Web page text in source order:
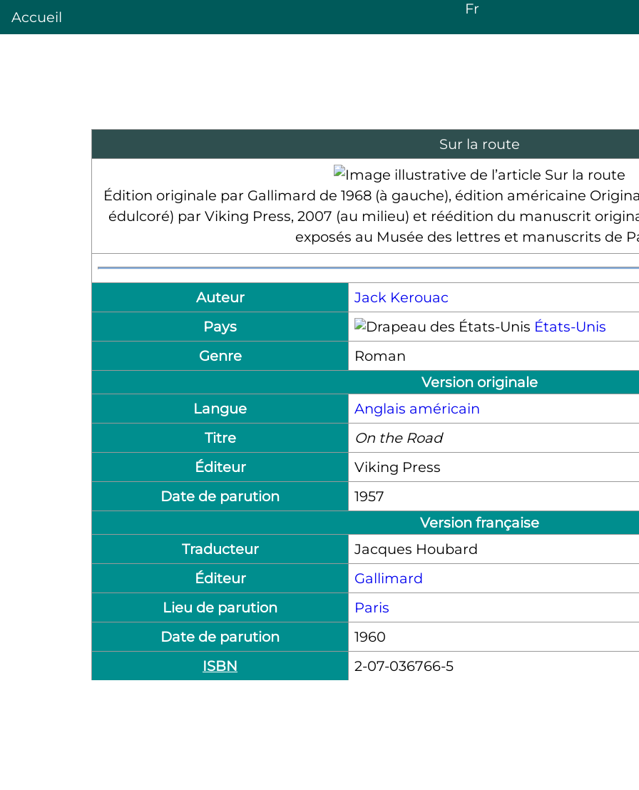
Accueil Fr
Sur la route
Édition originale par Gallimard de 1968 (à gauche), édition américaine
édulcoré) par Viking Press, 2007 (au milieu) et réédition du manuscrit
exposés au Musée des lettres et manuscrits de
Auteur
Jack Kerouac
Pays
États-Unis
Genre
Roman
Version originale
Langue
Anglais américain
Titre
On the Road
Éditeur
Viking Press
Date de parution
1957
Version française
Traducteur
Jacques Houbard
Éditeur
Gallimard
Lieu de parution
Paris
Date de parution
1960
ISBN
2-07-036766-5